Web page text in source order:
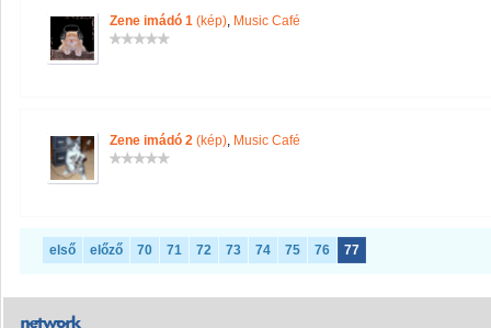
Zene imádó 1 (kép), Music Café
Zene imádó 2 (kép), Music Café
első előző 70 71 72 73 74 75 76 77